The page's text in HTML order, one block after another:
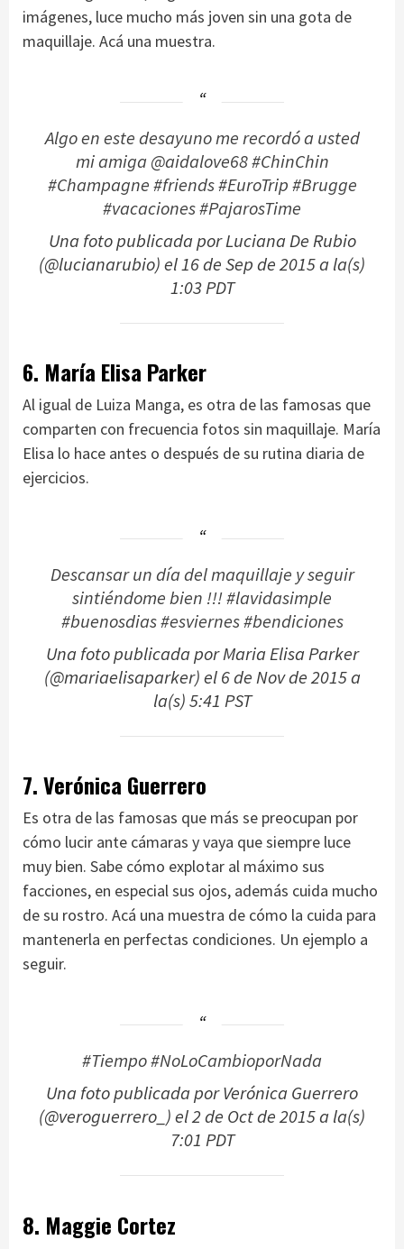
imágenes, luce mucho más joven sin una gota de
maquillaje. Acá una muestra.
Algo en este desayuno me recordó a usted
mi amiga @aidalove68 #ChinChin
#Champagne #friends #EuroTrip #Brugge
#vacaciones #PajarosTime
Una foto publicada por Luciana De Rubio
(@lucianarubio) el16 de Sep de 2015 a la(s)
1:03 PDT
6. María Elisa Parker
Al igual de Luiza Manga, es otra de las famosas que
comparten con frecuencia fotos sin maquillaje. María
Elisa lo hace antes o después de su rutina diaria de
ejercicios.
Descansar un día del maquillaje y seguir
sintiéndome bien !!! #lavidasimple
#buenosdias #esviernes #bendiciones
Una foto publicada por Maria Elisa Parker
(@mariaelisaparker) el6 de Nov de 2015 a
la(s) 5:41 PST
7. Verónica Guerrero
Es otra de las famosas que más se preocupan por
cómo lucir ante cámaras y vaya que siempre luce
muy bien. Sabe cómo explotar al máximo sus
facciones, en especial sus ojos, además cuida mucho
de su rostro. Acá una muestra de cómo la cuida para
mantenerla en perfectas condiciones. Un ejemplo a
seguir.
#Tiempo #NoLoCambioporNada
Una foto publicada por Verónica Guerrero
(@veroguerrero_) el2 de Oct de 2015 a la(s)
7:01 PDT
8. Maggie Cortez